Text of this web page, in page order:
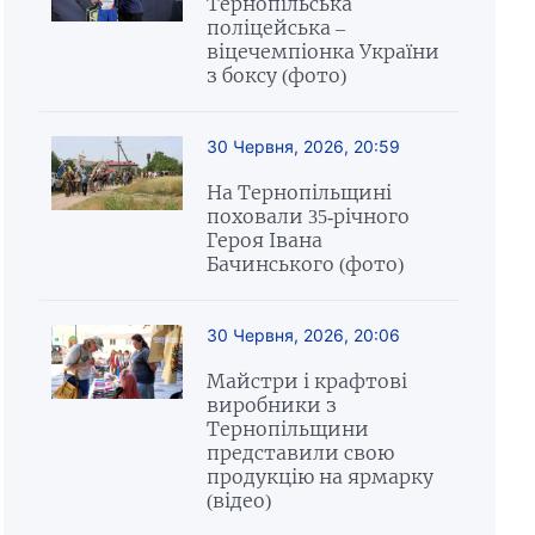
поліцейська –
віцечемпіонка України
з боксу (фото)
30 Червня, 2026, 20:59
На Тернопільщині
поховали 35-річного
Героя Івана
Бачинського (фото)
30 Червня, 2026, 20:06
Майстри і крафтові
виробники з
Тернопільщини
представили свою
продукцію на ярмарку
(відео)